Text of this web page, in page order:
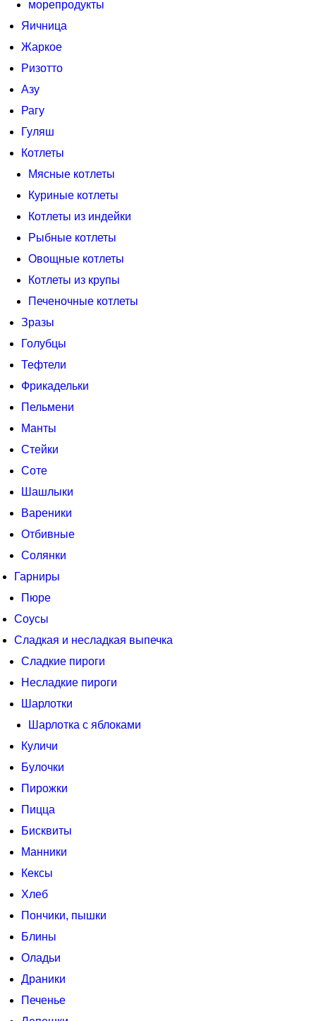
морепродукты
Яичница
Жаркое
Ризотто
Азу
Рагу
Гуляш
Котлеты
Мясные котлеты
Куриные котлеты
Котлеты из индейки
Рыбные котлеты
Овощные котлеты
Котлеты из крупы
Печеночные котлеты
Зразы
Голубцы
Тефтели
Фрикадельки
Пельмени
Манты
Стейки
Соте
Шашлыки
Вареники
Отбивные
Солянки
Гарниры
Пюре
Соусы
Сладкая и несладкая выпечка
Сладкие пироги
Несладкие пироги
Шарлотки
Шарлотка с яблоками
Куличи
Булочки
Пирожки
Пицца
Бисквиты
Манники
Кексы
Хлеб
Пончики, пышки
Блины
Оладьи
Драники
Печенье